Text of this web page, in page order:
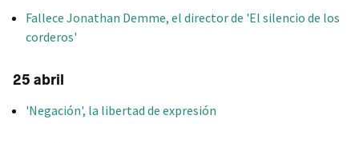
Fallece Jonathan Demme, el director de 'El silencio de los
corderos'
25 abril
'Negación', la libertad de expresión